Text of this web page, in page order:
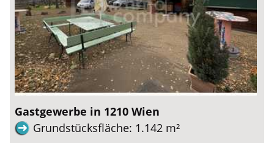
Gastgewerbe in 1210 Wien
Grundstücksfläche: 1.142 m²